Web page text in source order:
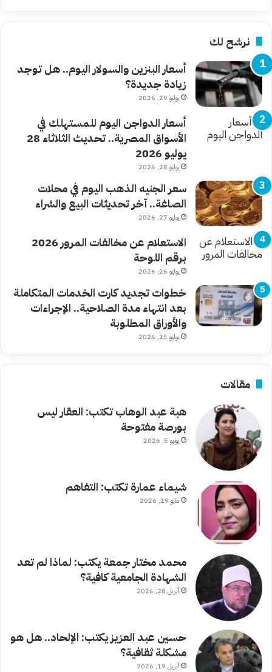
نرشح لك
أسعار البنزين والسولار اليوم.. هل توجد
زيادة جديدة؟
يوليو 29, 2026
أسعار الدواجن اليوم للمستهلك في
الأسواق المصرية.. تحديث الثلاثاء 28
يوليو 2026
يوليو 28, 2026
سعر الجنيه الذهب اليوم في محلات
الصاغة.. آخر تحديثات البيع والشراء
يوليو 27, 2026
الاستعلام عن مخالفات المرور 2026
برقم اللوحة
يوليو 26, 2026
خطوات تجديد كارت الخدمات المتكاملة
بعد انتهاء مدة الصلاحية.. الإجراءات
والأوراق المطلوبة
يوليو 25, 2026
مقالات
هبة عبد الوهاب تكتب: العقار ليس
بورصة مفتوحة
يونيو 5, 2026
شيماء عمارة تكتب: التفاهم
مايو 19, 2026
محمد مختار جمعة يكتب: لماذا لم تعد
الشهادة الجامعية كافية؟
أبريل 28, 2026
حسين عبد العزيز يكتب: الإلحاد.. هل هو
مشكلة ثقافية؟
أبريل 19, 2026